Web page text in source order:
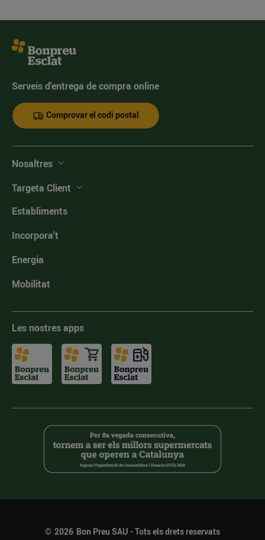
Serveis d'entrega de compra online
Comprovar el codi postal
Nosaltres
Targeta Client
Establiments
Incorpora't
Energia
Mobilitat
Les nostres apps
© 2026 Bon Preu SAU - Tots els drets reservats